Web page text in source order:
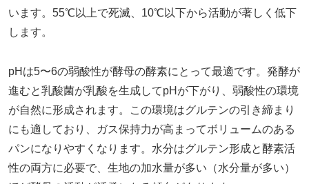
います。55℃以上で死滅、10℃以下から活動が著しく低下
します。
pHは5〜6の弱酸性が酵母の酵素にとって最適です。発酵が
進むと乳酸菌が乳酸を生成してpHが下がり、弱酸性の環境
が自然に形成されます。この環境はグルテンの引き締まり
にも適しており、ガス保持力が高まってボリュームのある
パンになりやすくなります。水分はグルテン形成と酵素活
性の両方に必要で、生地の加水量が多い（水分量が多い）